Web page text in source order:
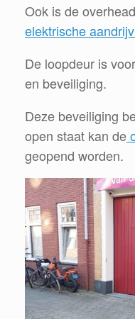
Ook is de
elektrische
De loopdeur is
en beveiliging.
Deze beveiliging
open staat kan de
geopend worden.